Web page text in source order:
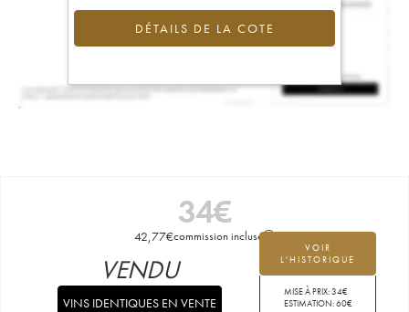
DÉTAILS DE LA COTE
34€
42,77€commission incluse
VOIR
L'HISTORIQUE
MISE À PRIX:34€
ESTIMATION:60€
VENDU
VINS IDENTIQUES EN VENTE